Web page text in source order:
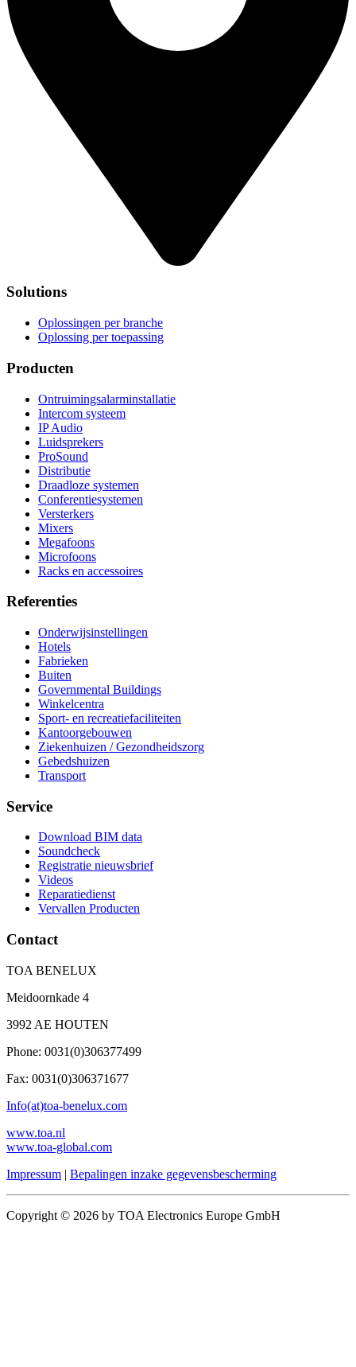
Solutions
Oplossingen per branche
Oplossing per toepassing
Producten
Ontruimingsalarminstallatie
Intercom systeem
IP Audio
Luidsprekers
ProSound
Distributie
Draadloze systemen
Conferentiesystemen
Versterkers
Mixers
Megafoons
Microfoons
Racks en accessoires
Referenties
Onderwijsinstellingen
Hotels
Fabrieken
Buiten
Governmental Buildings
Winkelcentra
Sport- en recreatiefaciliteiten
Kantoorgebouwen
Ziekenhuizen / Gezondheidszorg
Gebedshuizen
Transport
Service
Download BIM data
Soundcheck
Registratie nieuwsbrief
Videos
Reparatiedienst
Vervallen Producten
Contact
TOA BENELUX
Meidoornkade 4
3992 AE HOUTEN
Phone: 0031(0)306377499
Fax: 0031(0)306371677
Info(at)toa-benelux.com
www.toa.nl
www.toa-global.com
Impressum | Bepalingen inzake gegevensbescherming
Copyright © 2026 by TOA Electronics Europe GmbH